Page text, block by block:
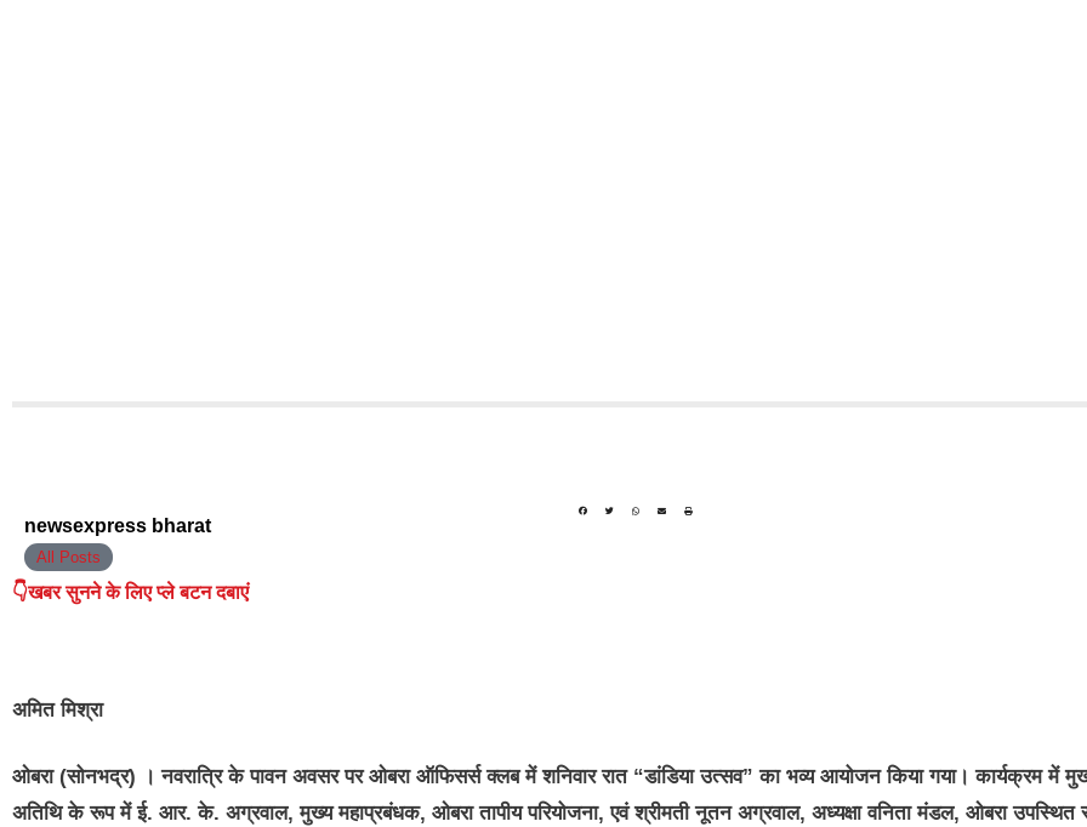
newsexpress bharat
All Posts
👇खबर सुनने के लिए प्ले बटन दबाएं
अमित मिश्रा
ओबरा (सोनभद्र) । नवरात्रि के पावन अवसर पर ओबरा ऑफिसर्स क्लब में शनिवार रात “डांडिया उत्सव” का भव्य आयोजन किया गया। कार्यक्रम में
अतिथि के रूप में ई. आर. के. अग्रवाल, मुख्य महाप्रबंधक, ओबरा तापीय परियोजना, एवं श्रीमती नूतन अग्रवाल, अध्यक्षा वनिता मंडल, ओबरा उपस्थित